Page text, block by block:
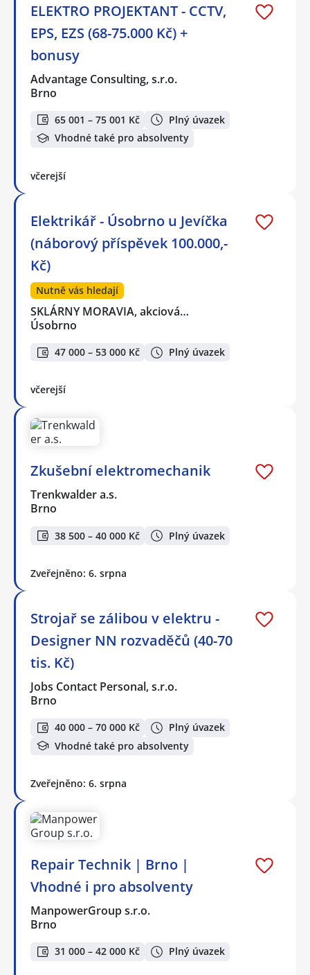
ELEKTRO PROJEKTANT - CCTV,
EPS, EZS (68-75.000 Kč) +
bonusy
Advantage Consulting, s.r.o.
Brno
65 001 – 75 001 Kč
Plný úvazek
Vhodné také pro absolventy
včerejší
Elektrikář - Úsobrno u Jevíčka
(náborový příspěvek 100.000,-
Kč)
Nutně vás hledají
SKLÁRNY MORAVIA, akciová…
Úsobrno
47 000 – 53 000 Kč Plný úvazek
včerejší
Zkušební elektromechanik
Trenkwalder a.s.
Brno
38 500 – 40 000 Kč Plný úvazek
Zveřejněno: 6. srpna
Strojař se zálibou v elektru -
Designer NN rozvaděčů (40-70
tis. Kč)
Jobs Contact Personal, s.r.o.
Brno
40 000 – 70 000 Kč
Plný úvazek
Vhodné také pro absolventy
Zveřejněno: 6. srpna
Repair Technik | Brno |
Vhodné i pro absolventy
ManpowerGroup s.r.o.
Brno
31 000 – 42 000 Kč Plný úvazek